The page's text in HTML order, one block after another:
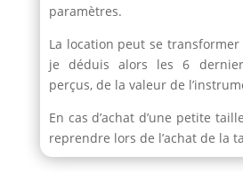
paramètres.
La location peut se
je déduis alors les 6
perçus, de la valeur de
En cas d’achat d’une petite
reprendre lors de l’achat de la